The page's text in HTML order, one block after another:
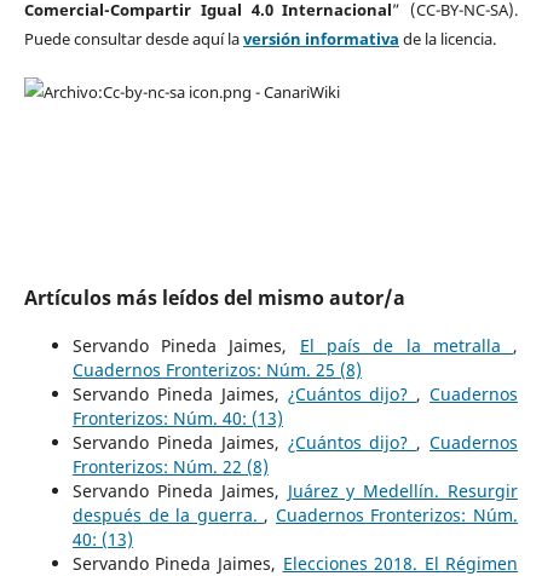
Comercial-Compartir Igual 4.0 Internacional” (CC-BY-NC-SA).
Puede consultar desde aquí laversión informativa de la licencia.
Artículos más leídos del mismo autor/a
Servando Pineda Jaimes, El país de la metralla ,
Cuadernos Fronterizos: Núm. 25 (8)
Servando Pineda Jaimes, ¿Cuántos dijo? ,Cuadernos
Fronterizos: Núm. 40: (13)
Servando Pineda Jaimes, ¿Cuántos dijo? ,Cuadernos
Fronterizos: Núm. 22 (8)
Servando Pineda Jaimes, Juárez y Medellín. Resurgir
después de la guerra. , Cuadernos Fronterizos: Núm.
40: (13)
Servando Pineda Jaimes, Elecciones 2018. El Régimen